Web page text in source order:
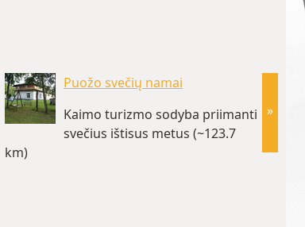
Puožo svečių namai
Kaimo turizmo sodyba priimanti
svečius ištisus metus (~123.7
km)
tai
»